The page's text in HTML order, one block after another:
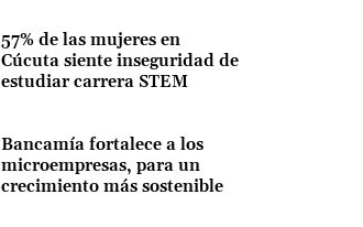
57% de las mujeres en
Cúcuta siente inseguridad de
estudiar carrera STEM
Bancamía fortalece a los
microempresas, para un
crecimiento más sostenible